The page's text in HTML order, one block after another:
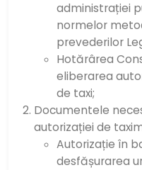
administrației
normelor
prevederilor
Hotărârea
eliberarea
de taxi;
Documentele
autorizației de
Autorizație în
desfășurarea